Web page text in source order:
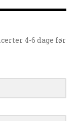
4-6 dage før